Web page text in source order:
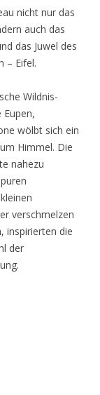
nicht nur das
auch das
das Juwel des
– Eifel.
Wildnis-
wölbt sich ein
Himmel. Die
nahezu
verschmelzen
inspirierten die
der